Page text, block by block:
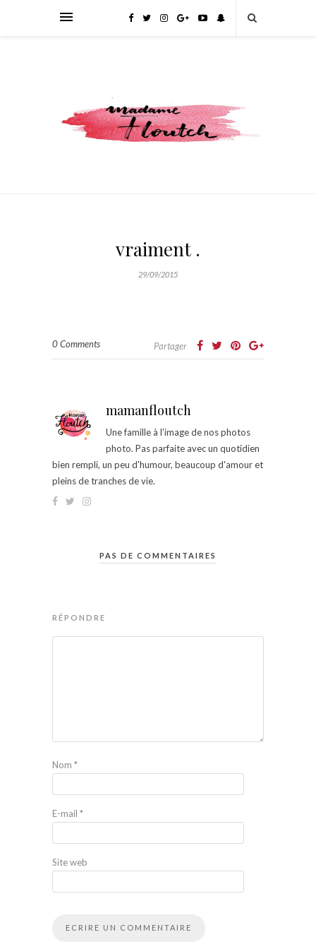
vraiment .
29/09/2015
0 Comments Partager
mamanfloutch
Une famille à l'image de nos photos
photo. Pas parfaite avec un quotidien
bien rempli, un peu d'humour, beaucoup d'amour et
pleins de tranches de vie.
PAS DE COMMENTAIRES
RÉPONDRE
Nom *
E-mail *
Site web